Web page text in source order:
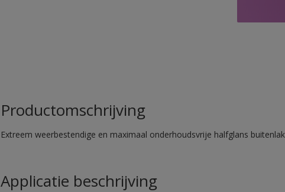
Productomschrijving
Extreem weerbestendige en maximaal onderhoudsvrije halfglans
Applicatie beschrijving